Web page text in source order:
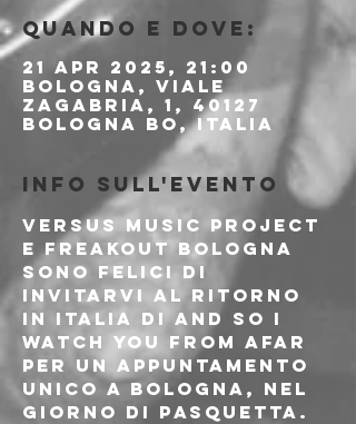
Quando e dove:
21 apr 2025, 21:00
Bologna, Viale
Zagabria, 1, 40127
Bologna BO, Italia
Info sull'evento
Versus Music Project
e FreakOut Bologna
sono felici di
invitarvi al ritorno
in Italia di AND SO I
WATCH YOU FROM AFAR
per un appuntamento
unico a Bologna, nel
giorno di pasquetta.